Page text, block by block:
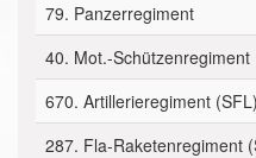
79. Panzerregiment
40. Mot.-Schützenregiment
670. Artillerieregiment (SFL)
287. Fla-Raketenregiment